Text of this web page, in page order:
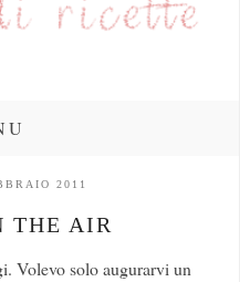
2011
THE AIR
Volevo solo augurarvi un